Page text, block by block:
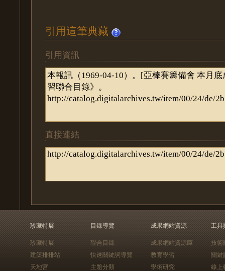
引用這筆典藏
引用資訊
直接連結
珍藏特展
珍藏特展
建築排排站
天地宮
目錄導覽
聯合目錄
快速關鍵詞導覽
主題分類
成果網站資源
成果網站資源庫
教育學習
學術研究
工具
技術
關鍵
線上